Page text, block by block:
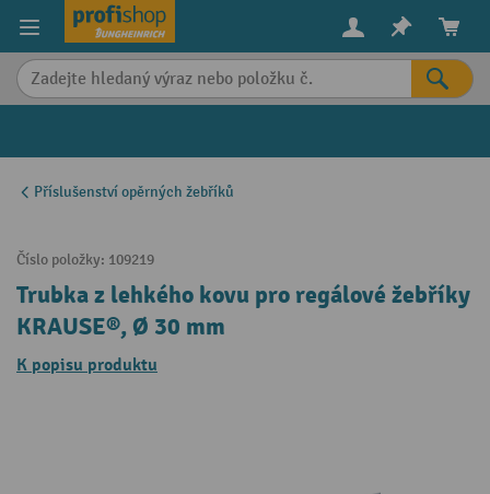
content
Příslušenství opěrných žebříků
Číslo položky: 109219
Trubka z lehkého kovu pro regálové žebříky
KRAUSE®, Ø 30 mm
K popisu produktu